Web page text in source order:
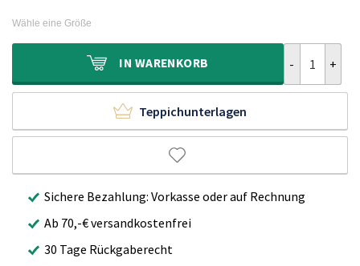
Wähle eine Größe
IN WARENKORB
Teppichunterlagen
Sichere Bezahlung: Vorkasse oder auf Rechnung
Ab 70,-€ versandkostenfrei
30 Tage Rückgaberecht